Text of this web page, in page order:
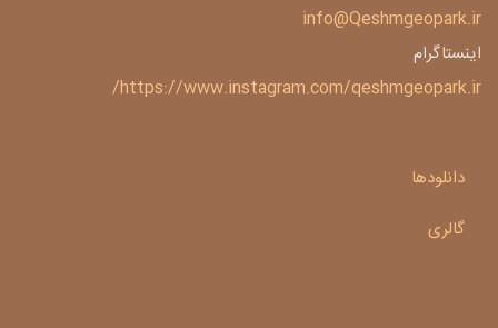
info@Qeshmgeopark.ir
اینستاگرام
https://www.instagram.com/qeshmgeopark.ir/
دانلودها
گالری